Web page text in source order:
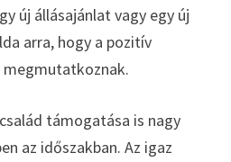
új állásajánlat vagy egy új
arra, hogy a pozitív
támogatása is nagy
az időszakban. Az igaz